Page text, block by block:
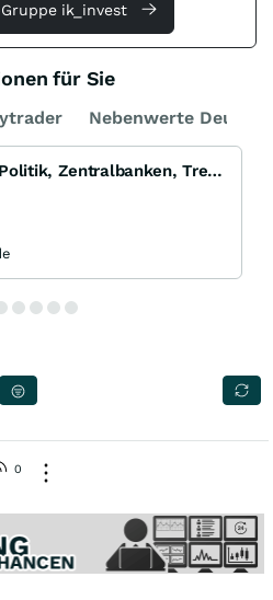
ik_invest
für Sie
Nebenwerte
Das große Ganze - was Politik, Zentralbanken, Trends, Medien und Gesellschaft mit Aktien, Rohstoffen
0